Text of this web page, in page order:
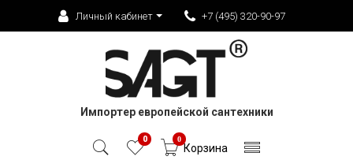
Личный кабинет +7 (495) 320-90-97
Импортер европейской сантехники
0 0
Корзина